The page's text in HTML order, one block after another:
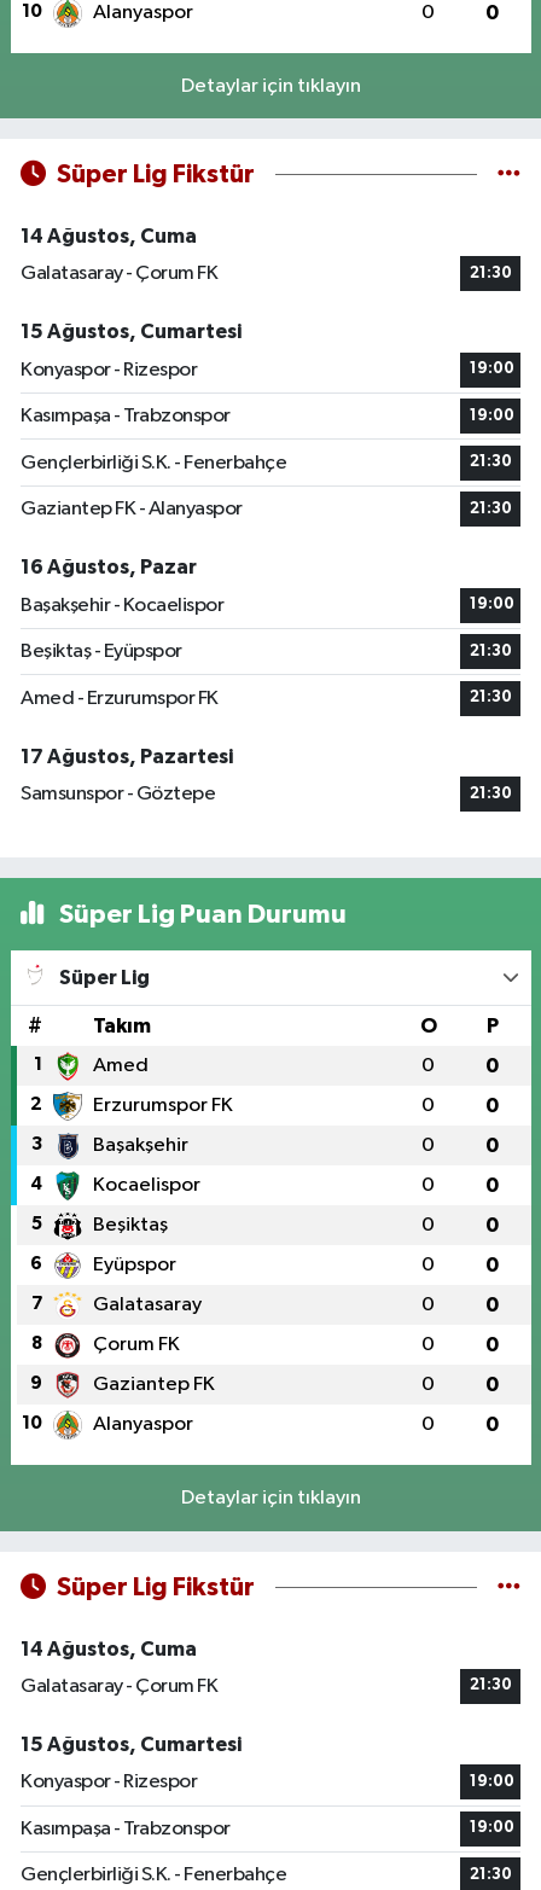
10 Alanyaspor 0 0
Detaylar için tıklayın
Süper Lig Fikstür
14 Ağustos, Cuma
Galatasaray - Çorum FK
21:30
15 Ağustos, Cumartesi
Konyaspor - Rizespor
19:00
Kasımpaşa - Trabzonspor 19:00
Gençlerbirliği S.K. - Fenerbahçe 21:30
Gaziantep FK - Alanyaspor 21:30
16 Ağustos, Pazar
Başakşehir - Kocaelispor
19:00
Beşiktaş - Eyüpspor 21:30
Amed - Erzurumspor FK 21:30
17 Ağustos, Pazartesi
Samsunspor - Göztepe
21:30
Süper Lig Puan Durumu
Süper Lig
# Takım O P
1 Amed 0 0
2 Erzurumspor FK 0 0
3 Başakşehir 0 0
4 Kocaelispor 0 0
5 Beşiktaş 0 0
6 Eyüpspor 0 0
7 Galatasaray 0 0
8 Çorum FK 0 0
9 Gaziantep FK 0 0
10 Alanyaspor 0 0
Detaylar için tıklayın
Süper Lig Fikstür
14 Ağustos, Cuma
Galatasaray - Çorum FK
21:30
15 Ağustos, Cumartesi
Konyaspor - Rizespor
19:00
Kasımpaşa - Trabzonspor 19:00
Gençlerbirliği S.K. - Fenerbahçe 21:30